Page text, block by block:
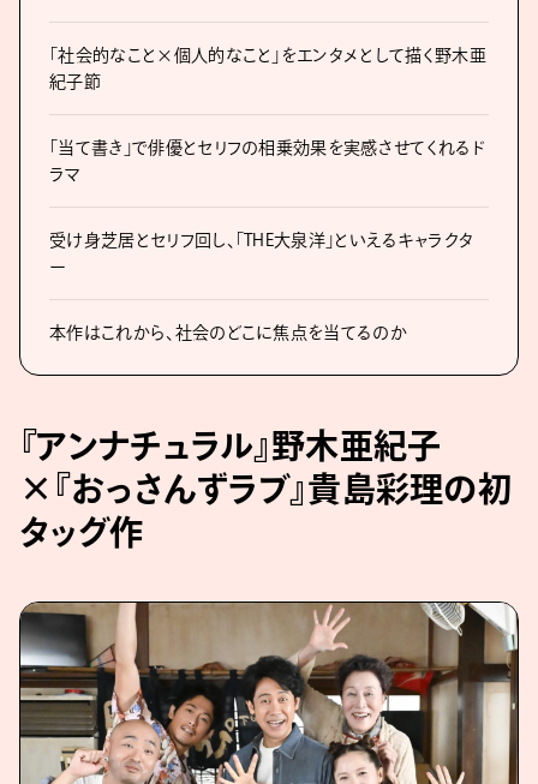
「社会的なこと×個人的なこと」をエンタメとして描く野木亜
紀子節
「当て書き」で俳優とセリフの相乗効果を実感させてくれるド
ラマ
受け身芝居とセリフ回し、「THE大泉洋」といえるキャラクタ
ー
本作はこれから、社会のどこに焦点を当てるのか
『アンナチュラル』野木亜紀子
×『おっさんずラブ』貴島彩理の初
タッグ作